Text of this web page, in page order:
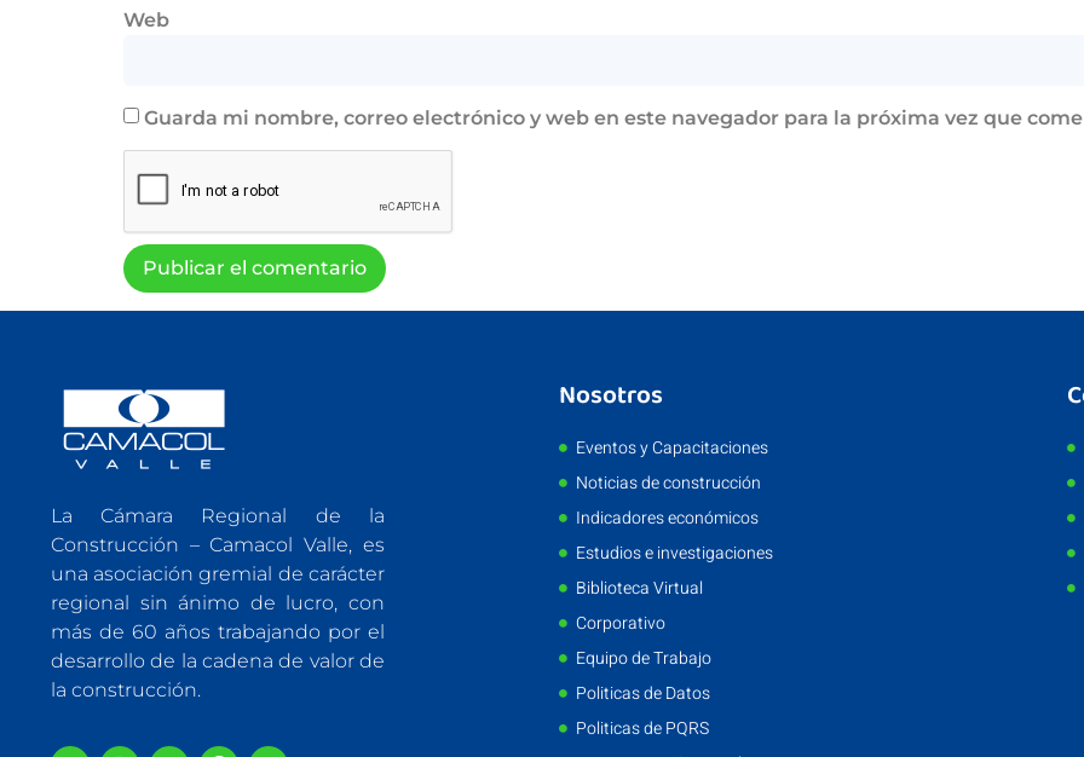
Web
Guarda mi nombre, correo electrónico y web en este navegador para la próxima vez que
La Cámara Regional de la
Construcción – Camacol Valle, es
una asociación gremial de carácter
regional sin ánimo de lucro, con
más de 60 años trabajando por el
desarrollo de la cadena de valor de
la construcción.
Nosotros
Eventos y Capacitaciones
Noticias de construcción
Indicadores económicos
Estudios e investigaciones
Biblioteca Virtual
Corporativo
Equipo de Trabajo
Politicas de Datos
Politicas de PQRS